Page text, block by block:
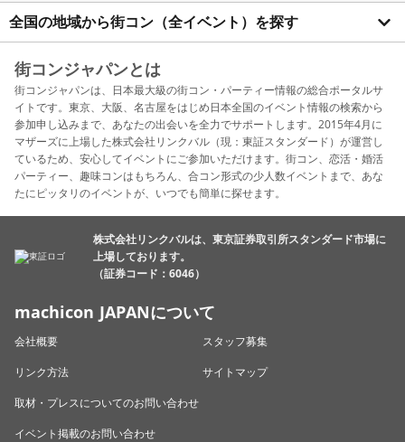
全国の地域から街コン（全イベント）を探す
街コンジャパンとは
街コンジャパンは、日本最大級の街コン・パーティー情報の総合ポータルサ
イトです。東京、大阪、名古屋をはじめ日本全国のイベント情報の検索から
参加申し込みまで、あなたの出会いを全力でサポートします。2015年4月に
マザーズに上場した株式会社リンクバル（現：東証スタンダード）が運営し
ているため、安心してイベントにご参加いただけます。街コン、恋活・婚活
パーティー、趣味コンはもちろん、合コン形式の少人数イベントまで、あな
たにピッタリのイベントが、いつでも簡単に探せます。
株式会社リンクバルは、東京証券取引所スタンダード市場に
上場しております。
（証券コード：6046）
machicon JAPANについて
会社概要
スタッフ募集
リンク方法
サイトマップ
取材・プレスについてのお問い合わせ
イベント掲載のお問い合わせ